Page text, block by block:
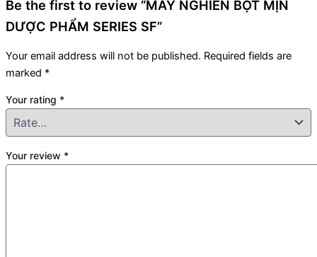
Be the first to review “MÁY NGHIỀN BỘT MỊN
DƯỢC PHẨM SERIES SF”
Your email address will not be published. Required fields are
marked *
Your rating *
Your review *